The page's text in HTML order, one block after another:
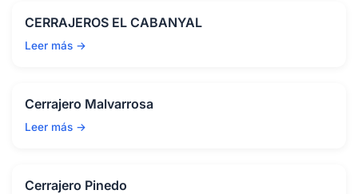
CERRAJEROS EL CABANYAL
Leer más →
Cerrajero Malvarrosa
Leer más →
Cerrajero Pinedo